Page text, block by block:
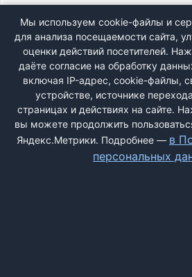
ВХОД
РЕГИСТРАЦИЯ
Быстрая регистрациячерез соцсети:
Мы используем cookie-файлы и
для анализа посещаемости сайта,
оценки действий посетителей.
даёте согласие на обработку
включая IP-адрес, cookie-файлы,
устройстве, источнике
страницах и действиях на сайте.
вы можете продолжить
Яндекс.Метрики. Подробнее — в
персональных